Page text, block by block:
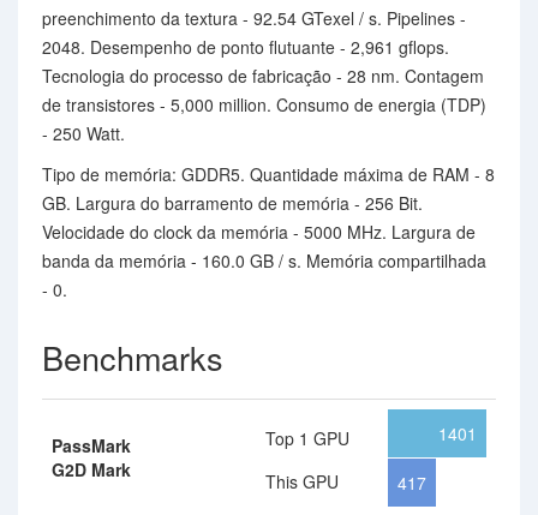
preenchimento da textura - 92.54 GTexel / s. Pipelines -
2048. Desempenho de ponto flutuante - 2,961 gflops.
Tecnologia do processo de fabricação - 28 nm. Contagem
de transistores - 5,000 million. Consumo de energia (TDP)
- 250 Watt.
Tipo de memória: GDDR5. Quantidade máxima de RAM - 8
GB. Largura do barramento de memória - 256 Bit.
Velocidade do clock da memória - 5000 MHz. Largura de
banda da memória - 160.0 GB / s. Memória compartilhada
- 0.
Benchmarks
PassMark
G2D Mark
Top 1 GPU
This GPU
1401
417